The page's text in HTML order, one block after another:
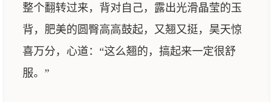
整个翻转过来，背对自己，露出光滑晶莹的玉
背，肥美的圆臀高高鼓起，又翘又挺，昊天惊
喜万分，心道：“这么翘的，搞起来一定很舒
服。”